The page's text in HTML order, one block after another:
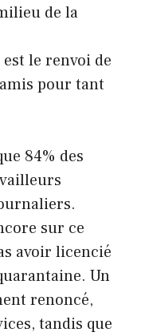
de la
le renvoi de
pour tant
84% des
sur ce
avoir licencié
Un
renoncé,
tandis que